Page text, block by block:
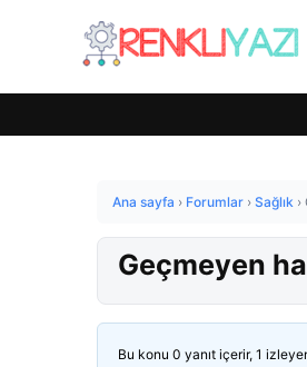
Ana sayfa › Forumlar › Sağlık ›
Geçmeyen
Bu konu 0 yanıt içerir, 1